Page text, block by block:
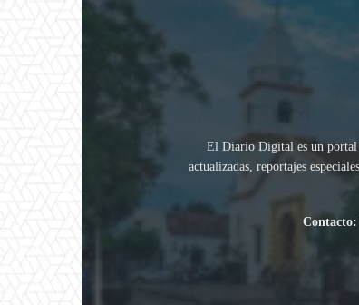
El Diario Digital es un portal
actualizadas, reportajes
Contacto: